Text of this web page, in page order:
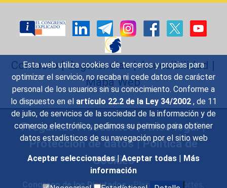
Esta web utiliza cookies de terceros y propias para
optimizar el servicio, no recaba ni cede datos de carácter
personal de los usuarios sin su conocimiento. Conforme a
lo dispuesto en el artículo 22.2 de la Ley 34/2002 , de 11
de julio, de servicios de la sociedad de la información y de
comercio electrónico, pedimos su permiso para obtener
datos estadísticos de su navegación por el sitio web
Aceptar seleccionadas | Aceptar todas | Más
información
Contacto|Sugerencias|Accesibilidad |
Mapa Web
Preguntas Frecuentes|Aviso legal|
Protección de datos|Política de
Cookies
Congreso de los Diputados- Plaza de las Cortes,